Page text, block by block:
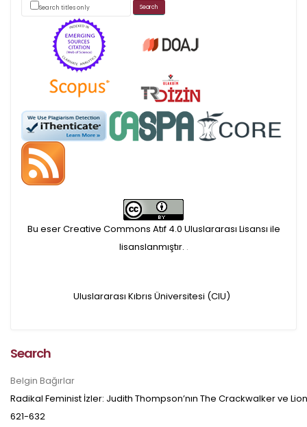
üzerinden yürütülmektedir.
Scimago's grade
APC ödemesi
Öndenetimden geçen
makaleler için, 100 Avro
Makale İşletim Ücreti (APC)
makaleler için yazarlara
APC bilgi mesajı
Search titles only
Bu eser Creative Commons Atıf 4.0 Uluslararası Lisansı ile
lisanslanmıştır. .
Uluslararası Kıbrıs Üniversitesi (CIU)
Search
Belgin Bağırlar
Radikal Feminist İzler: Judith Thompson’nın The Crackwalker ve
621-632